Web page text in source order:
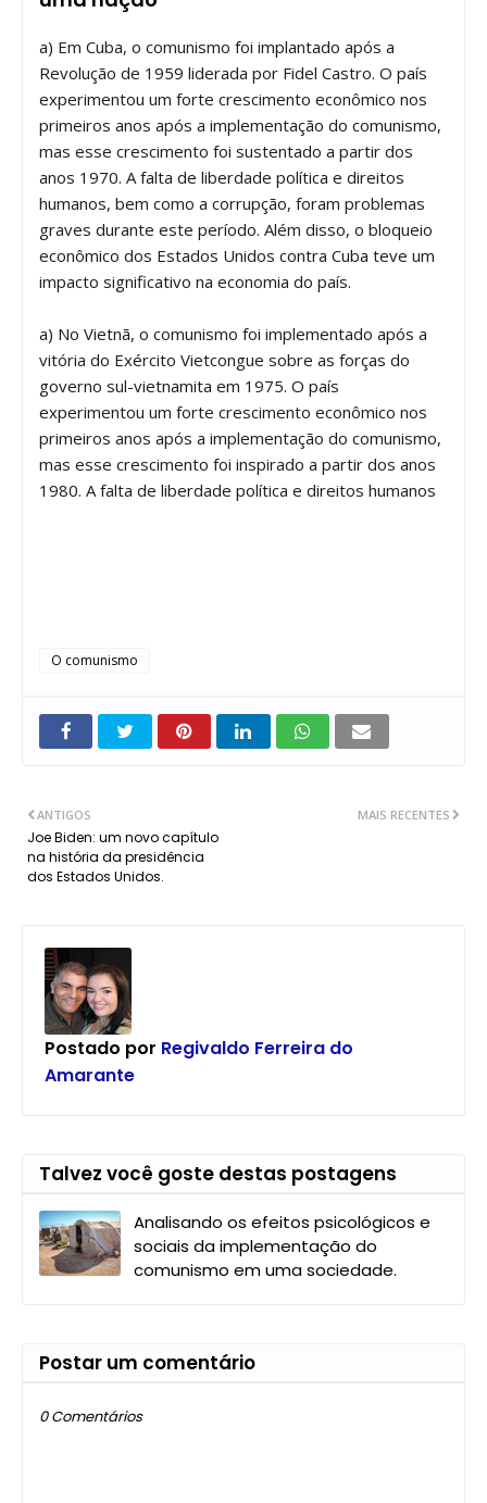
a) Em Cuba, o comunismo foi implantado após a
Revolução de 1959 liderada por Fidel Castro. O país
experimentou um forte crescimento econômico nos
primeiros anos após a implementação do comunismo,
mas esse crescimento foi sustentado a partir dos
anos 1970. A falta de liberdade política e direitos
humanos, bem como a corrupção, foram problemas
graves durante este período. Além disso, o bloqueio
econômico dos Estados Unidos contra Cuba teve um
impacto significativo na economia do país.
a) No Vietnã, o comunismo foi implementado após a
vitória do Exército Vietcongue sobre as forças do
governo sul-vietnamita em 1975. O país
experimentou um forte crescimento econômico nos
primeiros anos após a implementação do comunismo,
mas esse crescimento foi inspirado a partir dos anos
1980. A falta de liberdade política e direitos humanos
O comunismo
MAIS RECENTES
ANTIGOS
Joe Biden: um novo capítulo
na história da presidência
dos Estados Unidos.
Postado por Regivaldo Ferreira do
Amarante
Talvez você goste destas postagens
Analisando os efeitos psicológicos e
sociais da implementação do
comunismo em uma sociedade.
Postar um comentário
0 Comentários